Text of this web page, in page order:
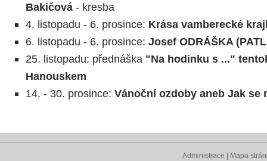
Bakičová - kresba
4. listopadu - 6. prosince: Krása vamberecké
6. listopadu - 6. prosince: Josef ODRÁŠKA
25. listopadu: přednáška "Na hodinku s ..."
Hanouskem
14. - 30. prosince: Vánoční ozdoby aneb Jak se
Administrace Mapa